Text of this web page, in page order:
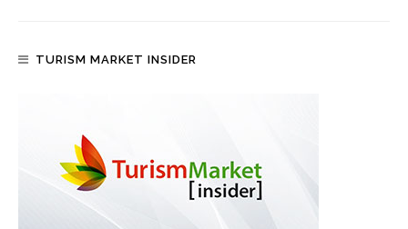
TURISM MARKET INSIDER